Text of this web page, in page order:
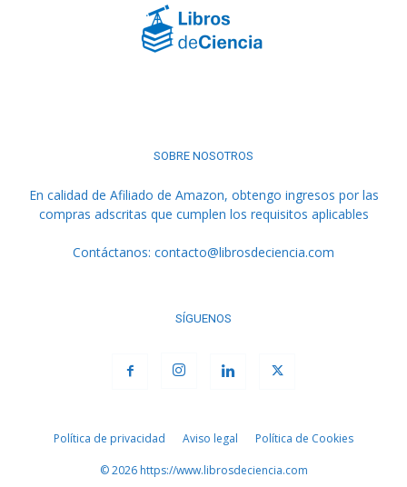
SOBRE NOSOTROS
En calidad de Afiliado de Amazon, obtengo ingresos por las
compras adscritas que cumplen los requisitos aplicables
Contáctanos: contacto@librosdeciencia.com
SÍGUENOS
Política de privacidad Aviso legal Política de Cookies
© 2026 https://www.librosdeciencia.com